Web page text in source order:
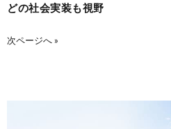
どの社会実装も視野
次ページへ »